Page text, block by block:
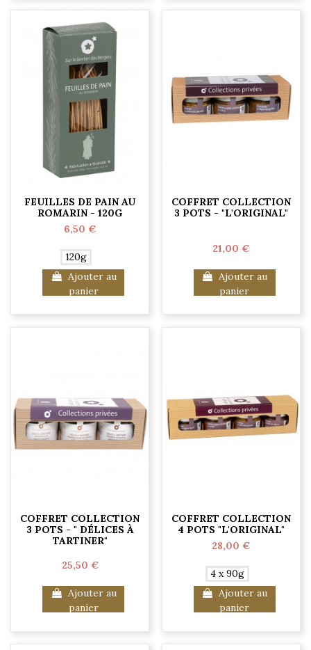
FEUILLES DE PAIN AU
ROMARIN - 120G
6,50 €
120g
Ajouter au
panier
COFFRET COLLECTION
3 POTS - "L'ORIGINAL"
21,00 €
Ajouter au
panier
COFFRET COLLECTION
3 POTS - " DÉLICES À
TARTINER"
25,50 €
Ajouter au
panier
COFFRET COLLECTION
4 POTS "L'ORIGINAL"
28,00 €
4 x 90g
Ajouter au
panier